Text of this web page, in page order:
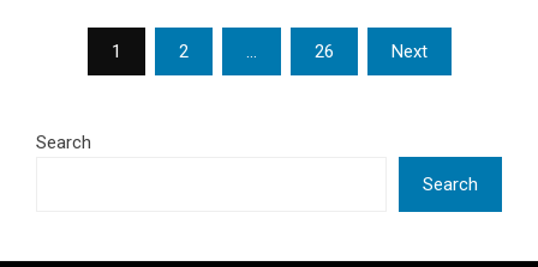
Posts
pagination
1 2 … 26 Next
Search
Search